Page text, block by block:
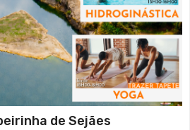
de Sejães